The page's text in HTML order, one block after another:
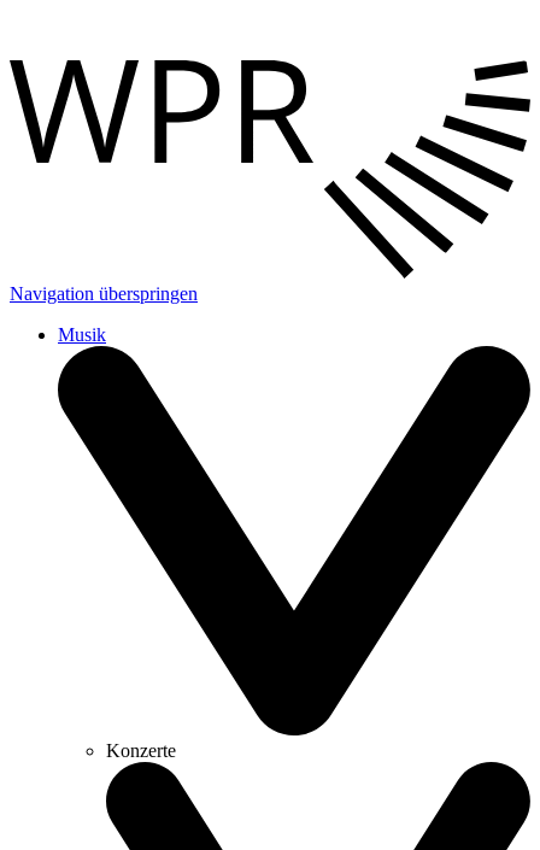
Navigation überspringen
Musik
Konzerte